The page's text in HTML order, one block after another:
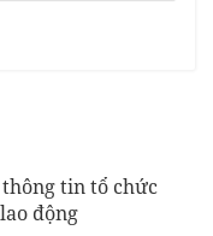
tin tổ chức
động